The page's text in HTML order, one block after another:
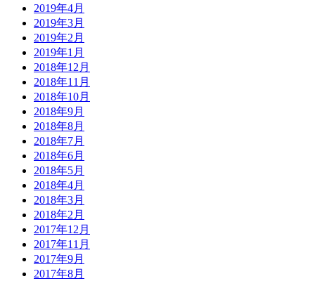
2019年4月
2019年3月
2019年2月
2019年1月
2018年12月
2018年11月
2018年10月
2018年9月
2018年8月
2018年7月
2018年6月
2018年5月
2018年4月
2018年3月
2018年2月
2017年12月
2017年11月
2017年9月
2017年8月